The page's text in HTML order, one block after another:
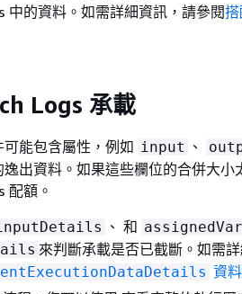
中的資料。如需詳細資訊，請參閱
Logs 承載
能包含屬性，例如 input 、
出資料。如果這些欄位的合併大
配額。
、 和
來判斷承載是否已截斷。如需
資